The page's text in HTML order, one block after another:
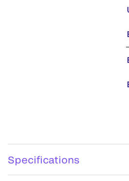
Specifications